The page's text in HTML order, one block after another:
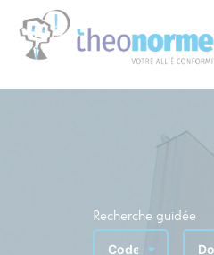
Recherche guidée